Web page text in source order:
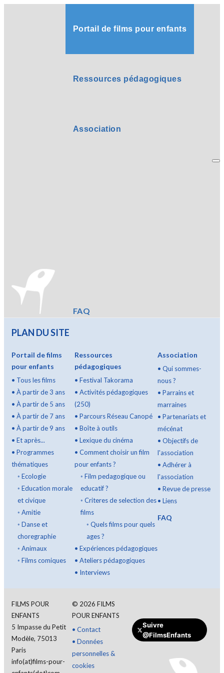
Portail de films pour enfants
Ressources pédagogiques
Association
FAQ
PLAN DU SITE
Portail de films
pour enfants
• Tous les films
• À partir de 3 ans
• À partir de 5 ans
• À partir de 7 ans
• À partir de 9 ans
• Et après...
• Programmes
thématiques
◦ Ecologie
◦ Education morale
et civique
◦ Amitie
◦ Danse et
choregraphie
◦ Animaux
◦ Films comiques
Ressources
pédagogiques
• Festival Takorama
• Activités pédagogiques
(250)
• Parcours Réseau Canopé
• Boîte à outils
• Lexique du cinéma
• Comment choisir un film
pour enfants ?
◦ Film pedagogique ou
educatif ?
◦ Criteres de selection des
films
◦ Quels films pour quels
ages ?
• Expériences pédagogiques
• Ateliers pédagogiques
• Interviews
Association
•Qui sommes-
nous ?
•Parrains et
marraines
•Partenariats et
mécénat
•Objectifs de
l'association
•Adhérer à
l'association
•Revue de presse
•Liens
FAQ
FILMS POUR
ENFANTS
5 Impasse du Petit
Modèle, 75013
Paris
info(at)films-pour-
© 2026 FILMS
POUR ENFANTS
• Contact
• Données
personnelles &
cookies
Suivre
@FilmsEnfants